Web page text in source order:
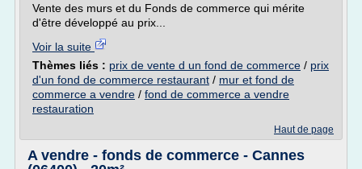
Vente des murs et du Fonds de commerce qui mérite
d'être développé au prix...
Voir la suite
Thèmes liés : prix de vente d un fond de commerce / prix
d'un fond de commerce restaurant / mur et fond de
commerce a vendre / fond de commerce a vendre
restauration
Haut de page
A vendre - fonds de commerce - Cannes